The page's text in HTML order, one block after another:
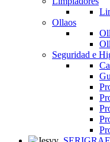
Ollaos
Seguridad e